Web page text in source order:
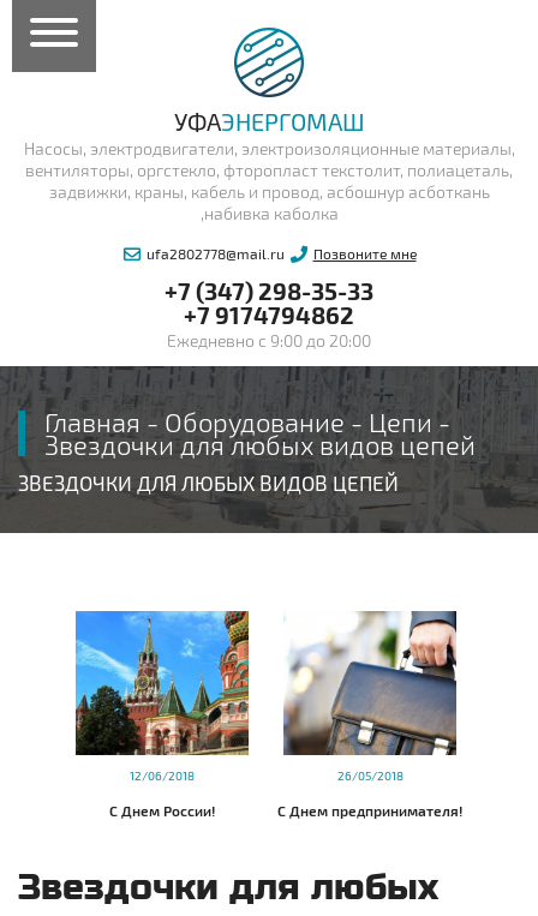
УФАЭНЕРГОМАШ
Насосы, электродвигатели, электроизоляционные материалы,
вентиляторы, оргстекло, фторопласт текстолит, полиацеталь,
задвижки, краны, кабель и провод, асбошнур асботкань
,набивка каболка
ufa2802778@mail.ru Позвоните мне
+7 (347) 298-35-33
+7 9174794862
Ежедневно с 9:00 до 20:00
Главная - Оборудование - Цепи -
Звездочки для любых видов цепей
ЗВЕЗДОЧКИ ДЛЯ ЛЮБЫХ ВИДОВ ЦЕПЕЙ
12/06/2018
С Днем России!
26/05/2018
С Днем предпринимателя!
Звездочки для любых